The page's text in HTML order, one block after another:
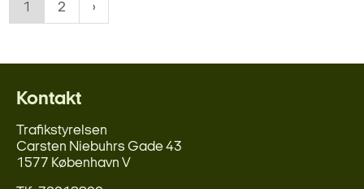
1 2
Kontakt
Trafikstyrelsen
Carsten Niebuhrs Gade 43
1577 København V